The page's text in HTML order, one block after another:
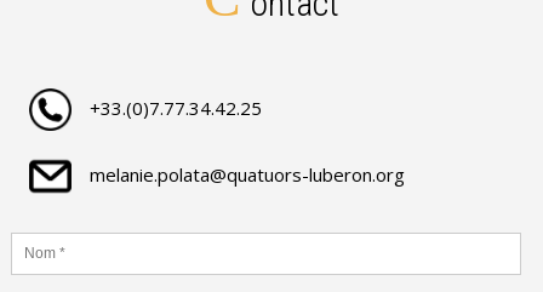
+33.(0)7.77.34.42.25
melanie.polata@quatuors-luberon.org